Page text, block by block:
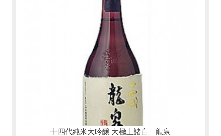
十四代純米大吟醸 大極上諸白 龍泉